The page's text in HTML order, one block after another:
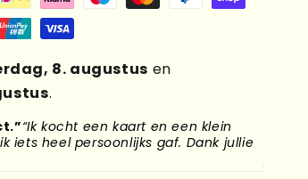
8. augustus en
.
“Ik kocht een kaart en een klein
iets heel persoonlijks gaf. Dank jullie